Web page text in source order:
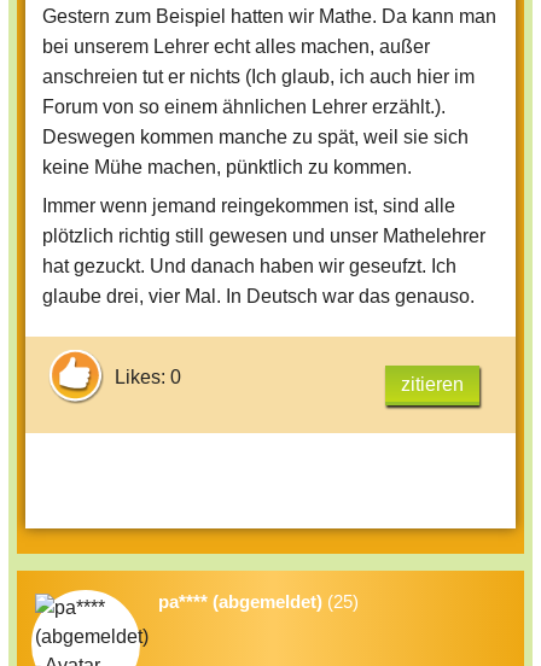
Gestern zum Beispiel hatten wir Mathe. Da kann man
bei unserem Lehrer echt alles machen, außer
anschreien tut er nichts (Ich glaub, ich auch hier im
Forum von so einem ähnlichen Lehrer erzählt.).
Deswegen kommen manche zu spät, weil sie sich
keine Mühe machen, pünktlich zu kommen.
Immer wenn jemand reingekommen ist, sind alle
plötzlich richtig still gewesen und unser Mathelehrer
hat gezuckt. Und danach haben wir geseufzt. Ich
glaube drei, vier Mal. In Deutsch war das genauso.
Likes: 0 zitieren
pa**** (abgemeldet) (25)